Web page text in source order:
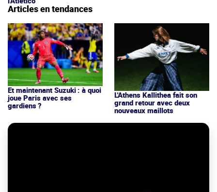
Articles en tendances
Et maintenant Suzuki : à quoi
joue Paris avec ses
gardiens ?
L'Athens Kallithea fait son
grand retour avec deux
nouveaux maillots